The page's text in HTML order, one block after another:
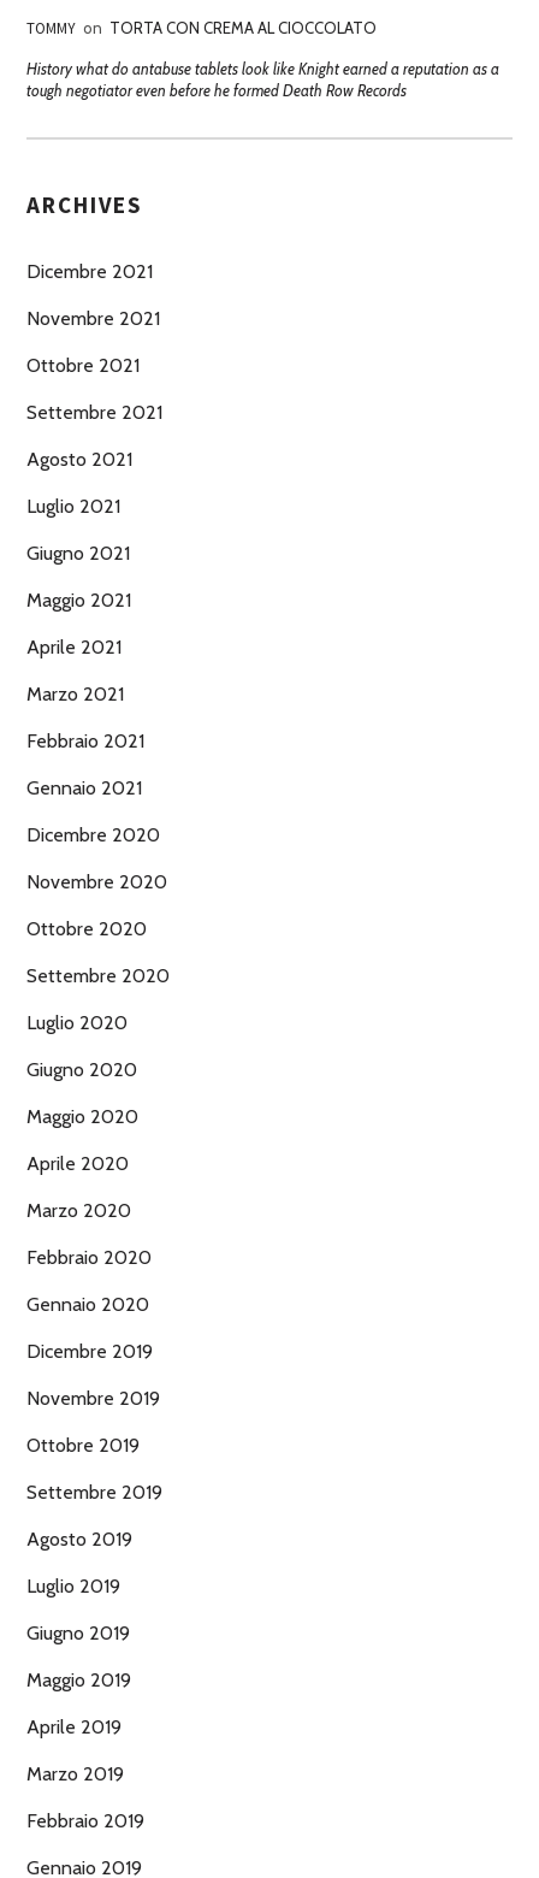
TOMMY on TORTA CON CREMA AL CIOCCOLATO
History what do antabuse tablets look like Knight earned a reputation as a
tough negotiator even before he formed Death Row Records
ARCHIVES
Dicembre 2021
Novembre 2021
Ottobre 2021
Settembre 2021
Agosto 2021
Luglio 2021
Giugno 2021
Maggio 2021
Aprile 2021
Marzo 2021
Febbraio 2021
Gennaio 2021
Dicembre 2020
Novembre 2020
Ottobre 2020
Settembre 2020
Luglio 2020
Giugno 2020
Maggio 2020
Aprile 2020
Marzo 2020
Febbraio 2020
Gennaio 2020
Dicembre 2019
Novembre 2019
Ottobre 2019
Settembre 2019
Agosto 2019
Luglio 2019
Giugno 2019
Maggio 2019
Aprile 2019
Marzo 2019
Febbraio 2019
Gennaio 2019